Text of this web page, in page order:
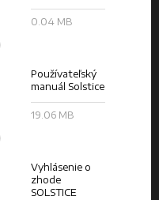
0.04 MB
Používateľský
manuál Solstice
19.06 MB
Vyhlásenie o
zhode
SOLSTICE